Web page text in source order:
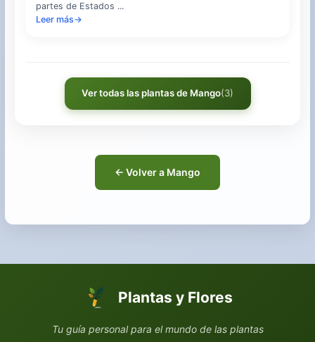
partes de Estados ...
Leer más→
Ver todas las plantas de Mango(3)
← Volver a Mango
Plantas y Flores
Tu guía personal para el mundo de las plantas